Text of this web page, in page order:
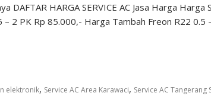
DAFTAR HARGA SERVICE AC Jasa Harga Harga
– 2 PK Rp 85.000,- Harga Tambah Freon R22 0.5
elektronik, Service AC Area Karawaci, Service AC Tangerang